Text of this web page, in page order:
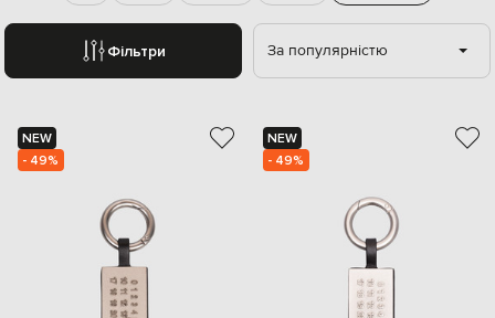
Фільтри За популярністю
NEW
- 49%
NEW
- 49%